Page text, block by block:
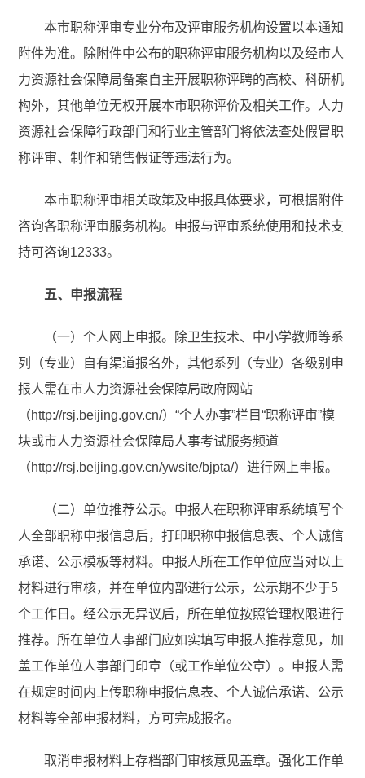
本市职称评审专业分布及评审服务机构设置以本通知
附件为准。除附件中公布的职称评审服务机构以及经市人
力资源社会保障局备案自主开展职称评聘的高校、科研机
构外，其他单位无权开展本市职称评价及相关工作。人力
资源社会保障行政部门和行业主管部门将依法查处假冒职
称评审、制作和销售假证等违法行为。
本市职称评审相关政策及申报具体要求，可根据附件
咨询各职称评审服务机构。申报与评审系统使用和技术支
持可咨询12333。
五、申报流程
（一）个人网上申报。除卫生技术、中小学教师等系
列（专业）自有渠道报名外，其他系列（专业）各级别申
报人需在市人力资源社会保障局政府网站
（http://rsj.beijing.gov.cn/）“个人办事”栏目“职称评审”模
块或市人力资源社会保障局人事考试服务频道
（http://rsj.beijing.gov.cn/ywsite/bjpta/）进行网上申报。
（二）单位推荐公示。申报人在职称评审系统填写个
人全部职称申报信息后，打印职称申报信息表、个人诚信
承诺、公示模板等材料。申报人所在工作单位应当对以上
材料进行审核，并在单位内部进行公示，公示期不少于5
个工作日。经公示无异议后，所在单位按照管理权限进行
推荐。所在单位人事部门应如实填写申报人推荐意见，加
盖工作单位人事部门印章（或工作单位公章）。申报人需
在规定时间内上传职称申报信息表、个人诚信承诺、公示
材料等全部申报材料，方可完成报名。
取消申报材料上存档部门审核意见盖章。强化工作单